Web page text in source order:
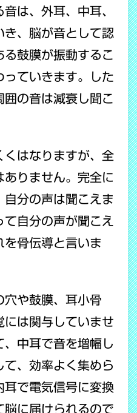
は、外耳、中耳、
き、脳が音として認
鼓膜が振動するこ
っていきます。した
の音は減衰し聞こ
はなりますが、全
ありません。完全に
分の声は聞こえま
自分の声が聞こえ
を骨伝導と言いま
や鼓膜、耳小骨
には関与していませ
、中耳で音を増幅し
、効率よく集めら
耳で電気信号に変換
脳に届けられるので